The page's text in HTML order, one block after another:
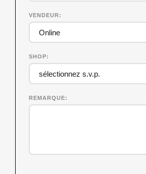
VENDEUR
SHOP
REMARQUE